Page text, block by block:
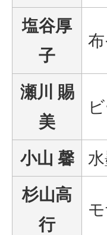
塩谷厚
子
瀬川 賜
美
小山 馨
杉山高
行